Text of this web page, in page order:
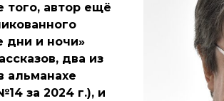
того, автор ещё
дни и ночи»
два из
альманахе
за 2024 г.), и